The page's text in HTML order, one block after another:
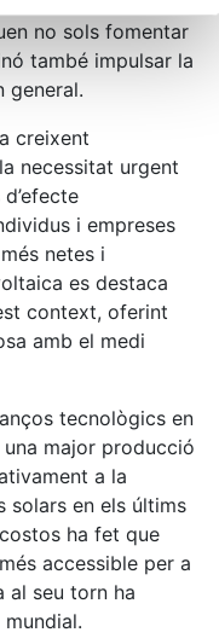
no sols fomentar
també impulsar la
general.
creixent
necessitat urgent
i empreses
netes i
es destaca
context, oferint
amb el medi
tecnològics en
major producció
a la
solars en els últims
ha fet que
accessible per a
al seu torn ha